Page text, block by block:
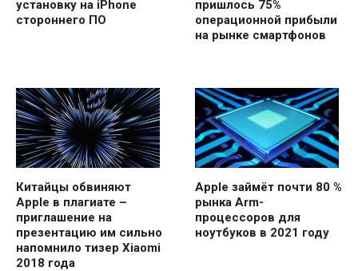
установку на iPhone
стороннего ПО
пришлось 75%
операционной прибыли
на рынке смартфонов
Китайцы обвиняют
Apple в плагиате –
приглашение на
презентацию им сильно
напомнило тизер Xiaomi
2018 года
Apple займёт почти 80 %
рынка Arm-
процессоров для
ноутбуков в 2021 году